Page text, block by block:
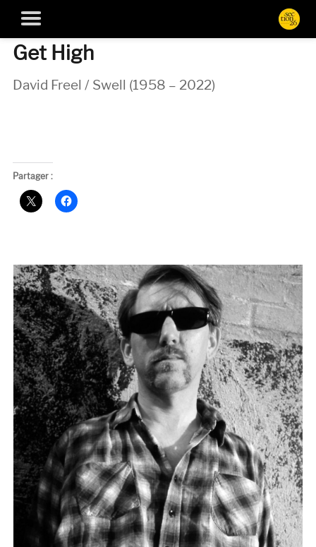
Get High
David Freel / Swell (1958 – 2022)
Partager :